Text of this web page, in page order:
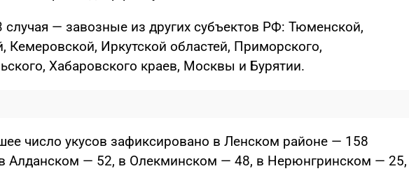
случая — завозные из других субъектов РФ: Тюменской,
Кемеровской, Иркутской областей, Приморского,
Хабаровского краев, Москвы и Бурятии.
число укусов зафиксировано в Ленском районе — 158
Алданском — 52, в Олекминском — 48, в Нерюнгринском — 25,